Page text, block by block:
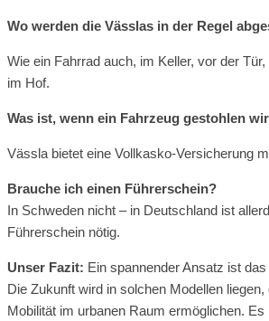
Wo werden die Vässlas in der Regel
Wie ein Fahrrad auch, im Keller, vor der
im Hof.
Was ist, wenn ein Fahrzeug gestohlen
Vässla bietet eine Vollkasko-Versicherung
Brauche ich einen Führerschein?
In Schweden nicht – in Deutschland ist
Führerschein nötig.
Unser Fazit: Ein spannender Ansatz ist
Die Zukunft wird in solchen Modellen liegen,
Mobilität im urbanen Raum ermöglichen. Es